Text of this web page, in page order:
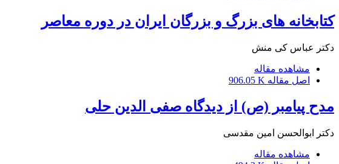
کتابخانه های بزرگ و بزرگان ایران در دوره معاصر
دکتر عباس کی منش
مشاهده مقاله
اصل مقاله 906.05 K
مدح پیامبر (ص) از دیدگاه صفی الدین حلی
دکتر ابوالحسن امین مقدسی
مشاهده مقاله